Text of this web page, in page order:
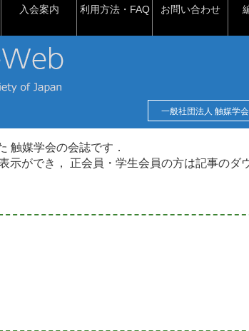
入会案内 利用方法・FAQ お問い合わせ
一般社団法人 触媒学会
触媒学会の会誌です．
示ができ， 正会員・学生会員の方は記事のダ